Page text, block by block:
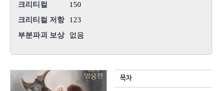
크리티컬
150
크리티컬 저항
123
부분파괴 보상
없음
목차